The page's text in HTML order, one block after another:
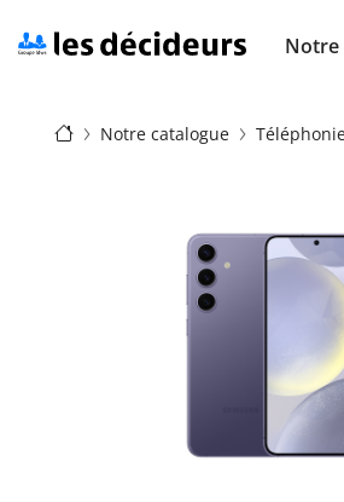
au
contenu
Notre
Fil
Notre catalogue